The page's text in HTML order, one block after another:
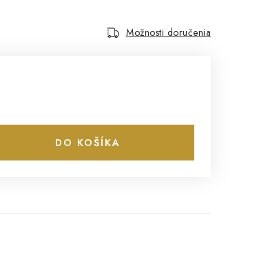
Možnosti doručenia
DO KOŠÍKA